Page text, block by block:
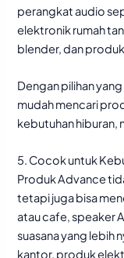
perangkat audio
elektronik rumah
blender, dan
Dengan pilihan
mudah mencari
kebutuhan hiburan,
5. Cocok untuk
Produk Advance
tetapi juga bisa
atau cafe, speaker
suasana yang lebih
kantor, produk